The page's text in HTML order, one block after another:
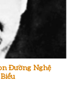
Đường Nghệ